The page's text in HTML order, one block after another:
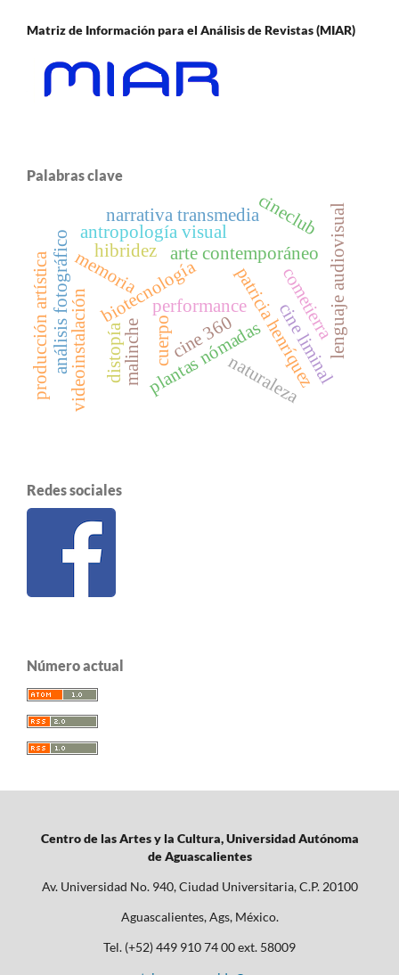
Matriz de Información para el Análisis de Revistas (MIAR)
Palabras clave
arte contemporáneo
biotecnología
plantas nómadaspatricia henríquez
videoinstalación performance cine liminal
malinche
análisis fotográfico antropología visual
producción artística
narrativa transmedia lenguaje audiovisual
cometierra
naturaleza
memoria
cuerpo
cineclub
distopía
hibridez
cine 360
Redes sociales
Número actual
Centro de las Artes y la Cultura, Universidad Autónoma
de Aguascalientes
Av. Universidad No. 940, Ciudad Universitaria, C.P. 20100
Aguascalientes, Ags, México.
Tel. (+52) 449 910 74 00 ext. 58009